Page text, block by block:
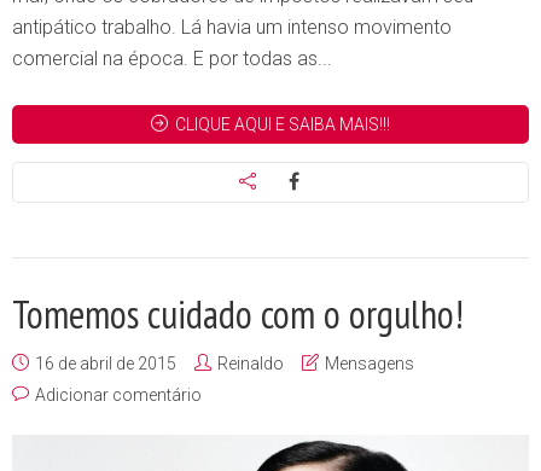
antipático trabalho. Lá havia um intenso movimento
comercial na época. E por todas as...
CLIQUE AQUI E SAIBA MAIS!!!
Tomemos cuidado com o orgulho!
16 de abril de 2015 Reinaldo
Mensagens
Adicionar comentário